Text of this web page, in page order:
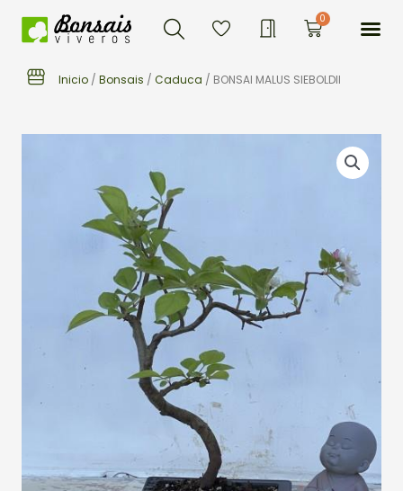
Buscar 0Carrito
Inicio / Bonsais / Caduca / BONSAI MALUS SIEBOLDII